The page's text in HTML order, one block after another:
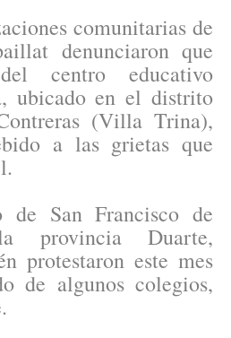
comunitarias de
denunciaron que
centro educativo
ubicado en el distrito
(Villa Trina),
a las grietas que
San Francisco de
provincia Duarte,
protestaron este mes
de algunos colegios,